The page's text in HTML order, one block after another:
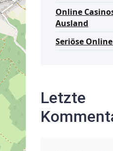
Online
Ausland
Seriöse
Letzte